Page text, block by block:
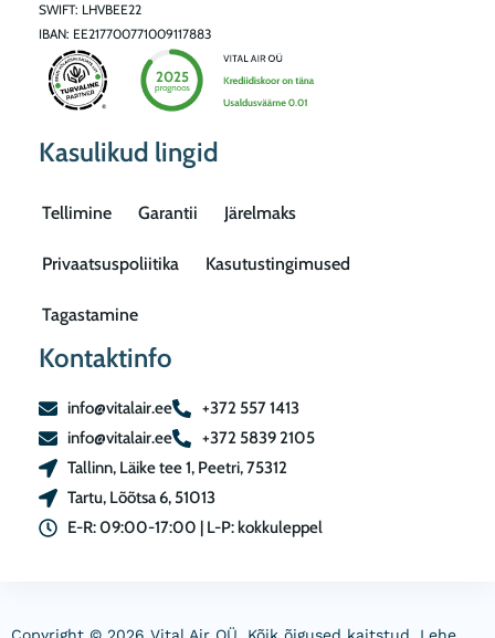
SWIFT: LHVBEE22
IBAN: EE217700771009117883
Kasulikud lingid
Tellimine Garantii Järelmaks
Privaatsuspoliitika Kasutustingimused
Tagastamine
Kontaktinfo
info@vitalair.ee
+372 557 1413
info@vitalair.ee
+372 5839 2105
Tallinn, Läike tee 1, Peetri, 75312
Tartu, Lõõtsa 6, 51013
E-R: 09:00-17:00 | L-P: kokkuleppel